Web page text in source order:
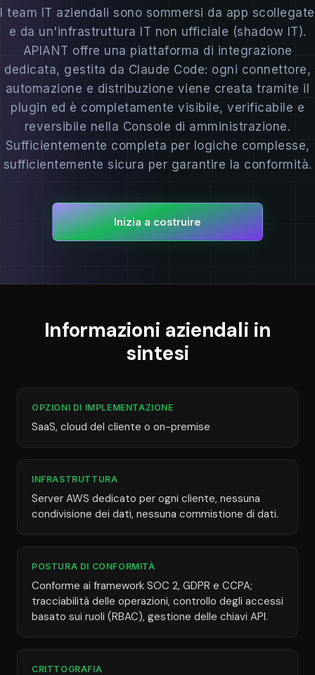
I team IT aziendali sono sommersi da app scollegate
e da un'infrastruttura IT non ufficiale (shadow IT).
APIANT offre una piattaforma di integrazione
dedicata, gestita da Claude Code: ogni connettore,
automazione e distribuzione viene creata tramite il
plugin ed è completamente visibile, verificabile e
reversibile nella Console di amministrazione.
Sufficientemente completa per logiche complesse,
sufficientemente sicura per garantire la conformità.
Inizia a costruire
Informazioni aziendali in
sintesi
OPZIONI DI IMPLEMENTAZIONE
SaaS, cloud del cliente o on-premise
INFRASTRUTTURA
Server AWS dedicato per ogni cliente, nessuna
condivisione dei dati, nessuna commistione di dati.
POSTURA DI CONFORMITÀ
Conforme ai framework SOC 2, GDPR e CCPA;
tracciabilità delle operazioni, controllo degli accessi
basato sui ruoli (RBAC), gestione delle chiavi API.
CRITTOGRAFIA